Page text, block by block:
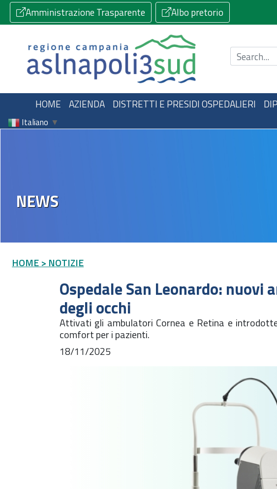
Amministrazione Trasparente Albo pretorio
Cerca nel sito
HOME AZIENDA DISTRETTI E PRESIDI OSPEDALIERI
Italiano ▼
NEWS
HOME > NOTIZIE
Ospedale San Leonardo:
degli occhi
Attivati gli ambulatori Cornea e Retina e
comfort per i pazienti.
18/11/2025